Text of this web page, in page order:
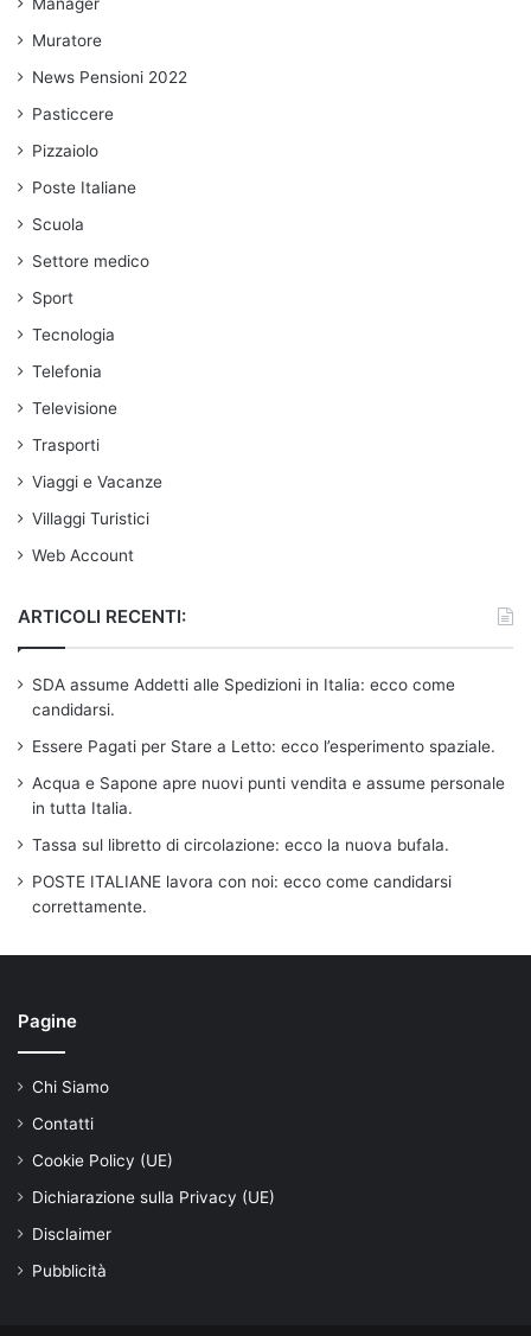
Muratore
News Pensioni 2022
Pasticcere
Pizzaiolo
Poste Italiane
Scuola
Settore medico
Sport
Tecnologia
Telefonia
Televisione
Trasporti
Viaggi e Vacanze
Villaggi Turistici
Web Account
ARTICOLI RECENTI:
SDA assume Addetti alle Spedizioni in Italia: ecco come
candidarsi.
Essere Pagati per Stare a Letto: ecco l’esperimento spaziale.
Acqua e Sapone apre nuovi punti vendita e assume personale
in tutta Italia.
Tassa sul libretto di circolazione: ecco la nuova bufala.
POSTE ITALIANE lavora con noi: ecco come candidarsi
correttamente.
Pagine
Chi Siamo
Contatti
Cookie Policy (UE)
Dichiarazione sulla Privacy (UE)
Disclaimer
Pubblicità